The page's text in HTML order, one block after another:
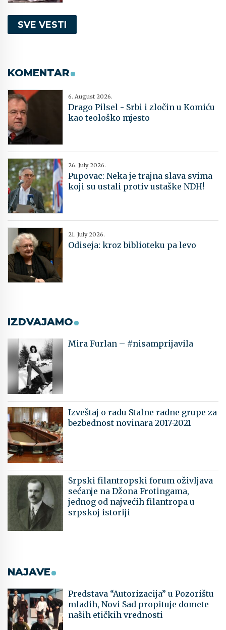
SVE VESTI
KOMENTAR
6. August 2026.
Drago Pilsel - Srbi i zločin u Komiću
kao teološko mjesto
26. July 2026.
Pupovac: Neka je trajna slava svima
koji su ustali protiv ustaške NDH!
21. July 2026.
Odiseja: kroz biblioteku pa levo
IZDVAJAMO
Mira Furlan – #nisamprijavila
Izveštaj o radu Stalne radne grupe za
bezbednost novinara 2017-2021
Srpski filantropski forum oživljava
sećanje na Džona Frotingama,
jednog od najvećih filantropa u
srpskoj istoriji
NAJAVE
Predstava “Autorizacija” u Pozorištu
mladih, Novi Sad propituje domete
naših etičkih vrednosti